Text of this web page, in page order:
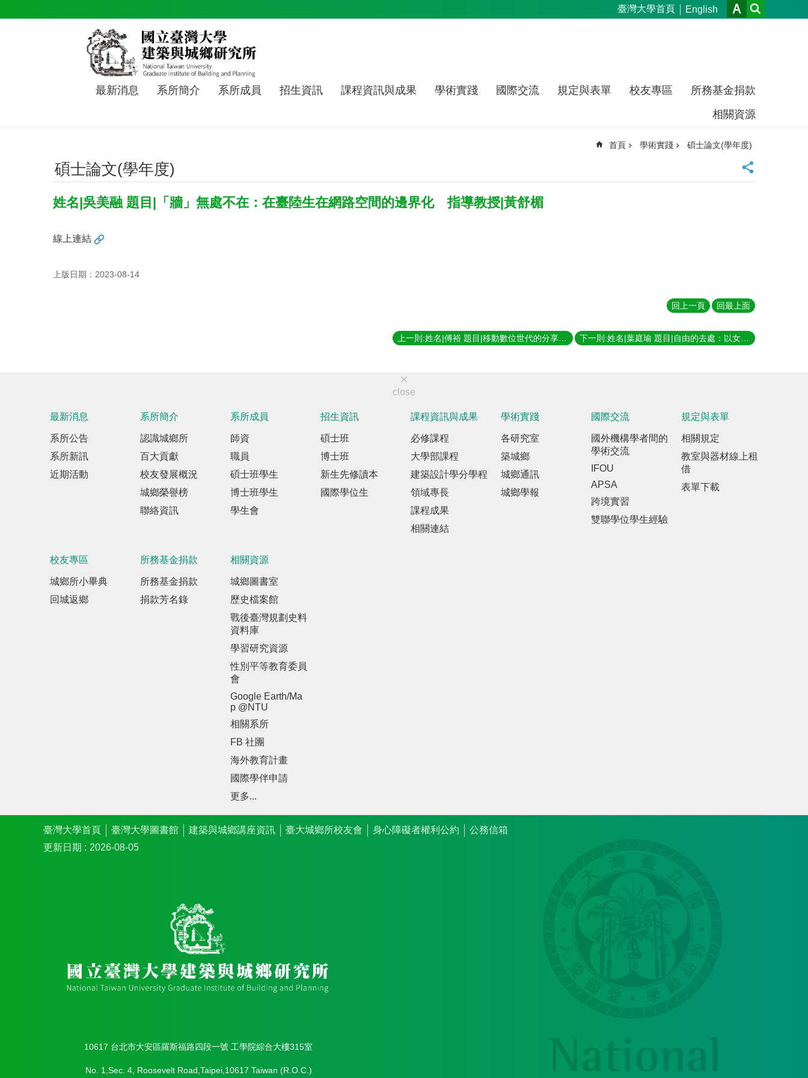
臺灣大學首頁 English
最新消息 系所簡介 系所成員 招生資訊 課程資訊與成果 學術實踐 國際交流 規定與表單 校友專區
所務基金捐款
相關資源
首頁 學術實踐 碩士論文(學年度)
碩士論文(學年度)
姓名|吳美融 題目|「牆」無處不在：在臺陸生在網路空間的邊界化 指導教授|黃舒楣
線上連結
上版日期：2023-08-14
回上一頁 回最上面
close
最新消息
系所公告
系所新訊
近期活動
系所簡介
認識城鄉所
百大貢獻
校友發展概況
城鄉榮譽榜
聯絡資訊
系所成員
師資
職員
碩士班學生
博士班學生
學生會
招生資訊
碩士班
博士班
新生先修讀本
國際學位生
課程資訊與成果
必修課程
大學部課程
建築設計學分學程
領域專長
課程成果
相關連結
學術實踐
各研究室
築城鄉
城鄉通訊
城鄉學報
國際交流
國外機構學者間的
學術交流
IFOU
APSA
跨境實習
雙聯學位學生經驗
規定與表單
相關規定
教室與器材線上租
借
表單下載
校友專區
城鄉所小畢典
回城返鄉
所務基金捐款
所務基金捐款
捐款芳名錄
相關資源
城鄉圖書室
歷史檔案館
戰後臺灣規劃史料
資料庫
學習研究資源
性別平等教育委員
會
Google Earth/Ma
p @NTU
相關系所
FB 社團
海外教育計畫
國際學伴申請
更多...
臺灣大學首頁 臺灣大學圖書館 建築與城鄉講座資訊 臺大城鄉所校友會 身心障礙者權利公約
公務信箱
更新日期
2026-08-05
10617 台北市大安區羅斯福路四段一號 工學院綜合大樓315室
No. 1,Sec. 4, Roosevelt Road,Taipei,10617 Taiwan (R.O.C.)